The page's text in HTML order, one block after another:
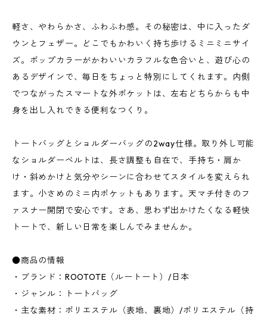
軽さ、やわらかさ、ふわふわ感。その秘密は、中に入ったダ
ウンとフェザー。どこでもかわいく持ち歩けるミニミニサイ
ズ。ポップカラーがかわいいカラフルな色合いと、遊び心の
あるデザインで、毎日をちょっと特別にしてくれます。内側
でつながったスマートな外ポケットは、左右どちらからも中
身を出し入れできる便利なつくり。
トートバッグとショルダーバッグの2way仕様。取り外し可能
なショルダーベルトは、長さ調整も自在で、手持ち・肩か
け・斜めかけと気分やシーンに合わせてスタイルを変えられ
ます。小さめのミニ内ポケットもあります。天マチ付きのフ
ァスナー開閉で安心です。さあ、思わず出かけたくなる軽快
トートで、新しい日常を楽しんでみませんか。
●商品の情報
・ブランド：ROOTOTE（ルートート）/日本
・ジャンル：トートバッグ
・主な素材：ポリエステル（表地、裏地）/ポリエステル（持